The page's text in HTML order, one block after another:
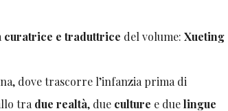
curatrice e traduttrice del volume:Xueting
dove trascorre l’infanzia prima di
tradue realtà, due culture e duelingue